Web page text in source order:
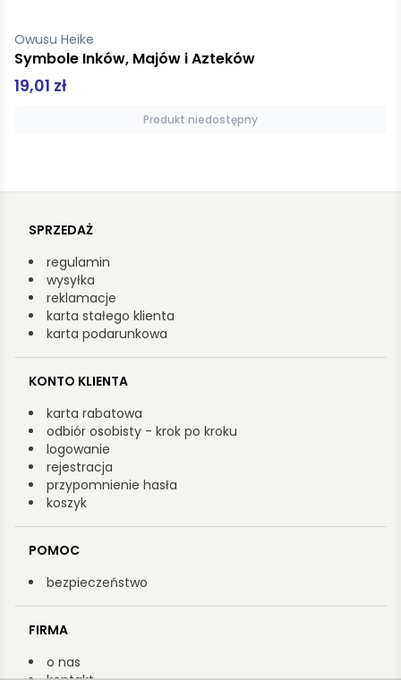
Owusu Heike
Symbole Inków, Majów i Azteków
19,01 zł
Produkt niedostępny
SPRZEDAŻ
regulamin
wysyłka
reklamacje
karta stałego klienta
karta podarunkowa
KONTO KLIENTA
karta rabatowa
odbiór osobisty - krok po kroku
logowanie
rejestracja
przypomnienie hasła
koszyk
POMOC
bezpieczeństwo
FIRMA
o nas